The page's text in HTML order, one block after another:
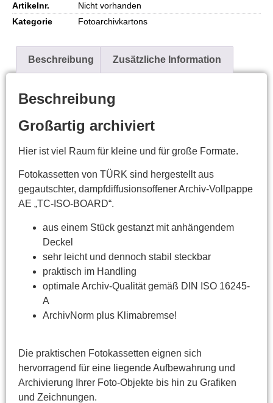
Artikelnr.
Nicht vorhanden
Kategorie
Fotoarchivkartons
Beschreibung Zusätzliche Information
Beschreibung
Großartig archiviert
Hier ist viel Raum für kleine und für große Formate.
Fotokassetten von TÜRK sind hergestellt aus
gegautschter, dampfdiffusionsoffener Archiv-Vollpappe
AE „TC-ISO-BOARD“.
aus einem Stück gestanzt mit anhängendem
Deckel
sehr leicht und dennoch stabil steckbar
praktisch im Handling
optimale Archiv-Qualität gemäß DIN ISO 16245-
A
ArchivNorm plus Klimabremse!
Die praktischen Fotokassetten eignen sich
hervorragend für eine liegende Aufbewahrung und
Archivierung Ihrer Foto-Objekte bis hin zu Grafiken
und Zeichnungen.